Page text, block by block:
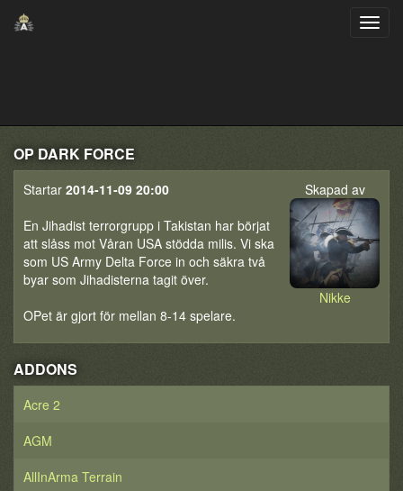
OP DARK FORCE
Skapad av
Nikke
Startar 2014-11-09 20:00
En Jihadist terrorgrupp i Takistan har börjat
att slåss mot Våran USA stödda milis. Vi ska
som US Army Delta Force in och säkra två
byar som Jihadisterna tagit över.
OPet är gjort för mellan 8-14 spelare.
ADDONS
Acre 2
AGM
AllInArma Terrain